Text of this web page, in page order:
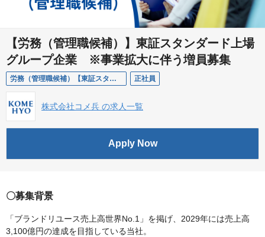
【労務（管理職候補）】東証スタンダード上場
グループ企業 ※事業拡大に伴う増員募集
労務（管理職候補）【東証スタンダード上場グループ企業】 ※事業拡大に伴う増員募集 正社員
株式会社コメ兵 の求人一覧
Apply Now
〇募集背景
「ブランドリユース売上高世界No.1」を掲げ、2029年には売上高
3,100億円の達成を目指している当社。